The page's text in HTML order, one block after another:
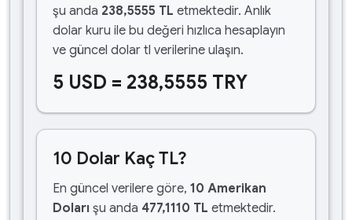
şu anda 238,5555 TL etmektedir. Anlık
dolar kuru ile bu değeri hızlıca hesaplayın
ve güncel dolar tl verilerine ulaşın.
5 USD = 238,5555 TRY
10 Dolar Kaç TL?
En güncel verilere göre, 10 Amerikan
Doları şu anda 477,1110 TL etmektedir.